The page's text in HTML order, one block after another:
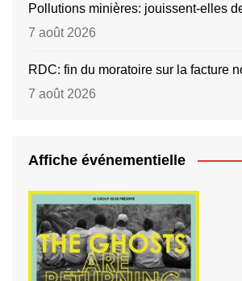
Pollutions minières: jouissent-elles
7 août 2026
RDC: fin du moratoire sur la facture
7 août 2026
Affiche événementielle